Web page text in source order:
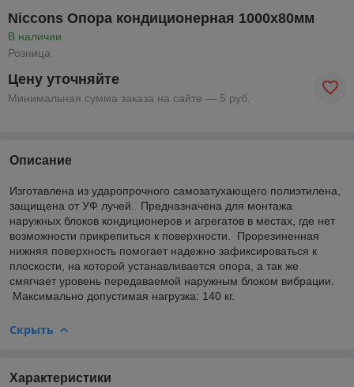
Niccons Опора кондиционерная 1000x80мм
В наличии
Розница
Цену уточняйте
Минимальная сумма заказа на сайте — 5 руб.
Описание
Изготавлена из ударопрочного самозатухающего полиэтилена,
защищена от УФ лучей. Предназначена для монтажа
наружных блоков кондиционеров и агрегатов в местах, где нет
возможности прикрепиться к поверхности. Прорезиненная
нижняя поверхность помогает надежно зафиксироваться к
плоскости, на которой устанавливается опора, а так же
смягчает уровень передаваемой наружным блоком вибрации.
Максимально допустимая нагрузка: 140 кг.
Скрыть
Характеристики